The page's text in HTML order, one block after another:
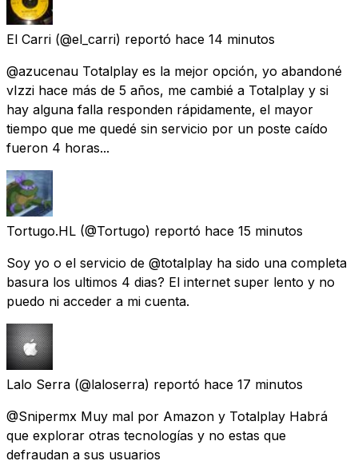
El Carri (@el_carri) reportó hace 14 minutos
@azucenau Totalplay es la mejor opción, yo abandoné
vIzzi hace más de 5 años, me cambié a Totalplay y si
hay alguna falla responden rápidamente, el mayor
tiempo que me quedé sin servicio por un poste caído
fueron 4 horas...
Tortugo.HL (@Tortugo) reportó hace 15 minutos
Soy yo o el servicio de @totalplay ha sido una completa
basura los ultimos 4 dias? El internet super lento y no
puedo ni acceder a mi cuenta.
Lalo Serra (@laloserra) reportó hace 17 minutos
@Snipermx Muy mal por Amazon y Totalplay Habrá
que explorar otras tecnologías y no estas que
defraudan a sus usuarios